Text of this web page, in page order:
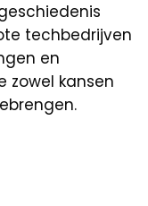
techbedrijven
en
zowel kansen